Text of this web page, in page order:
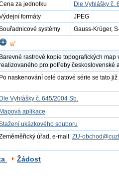
za jednotku
Dle Vyhlášky č.
formáty
JPEG
systémy
Gauss-Krüger,
Barevné rastrové kopie topografických
pro potřeby československé
Po naskenování celé datové série se tato
Dle Vyhlášky č. 645/2004 Sb.
Mapová aplikace
ukázkového souboru
úřad, e-mail: ZU-
Žádost